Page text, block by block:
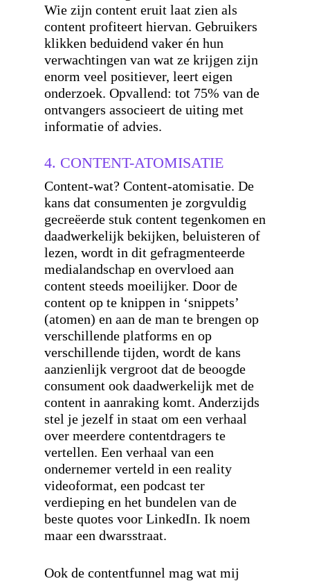
Wie zijn content eruit laat zien als
content profiteert hiervan. Gebruikers
klikken beduidend vaker én hun
verwachtingen van wat ze krijgen zijn
enorm veel positiever, leert eigen
onderzoek. Opvallend: tot 75% van de
ontvangers associeert de uiting met
informatie of advies.
4. CONTENT-ATOMISATIE
Content-wat? Content-atomisatie. De
kans dat consumenten je zorgvuldig
gecreëerde stuk content tegenkomen en
daadwerkelijk bekijken, beluisteren of
lezen, wordt in dit gefragmenteerde
medialandschap en overvloed aan
content steeds moeilijker. Door de
content op te knippen in ‘snippets’
(atomen) en aan de man te brengen op
verschillende platforms en op
verschillende tijden, wordt de kans
aanzienlijk vergroot dat de beoogde
consument ook daadwerkelijk met de
content in aanraking komt. Anderzijds
stel je jezelf in staat om een verhaal
over meerdere contentdragers te
vertellen. Een verhaal van een
ondernemer verteld in een reality
videoformat, een podcast ter
verdieping en het bundelen van de
beste quotes voor LinkedIn. Ik noem
maar een dwarsstraat.
Ook de contentfunnel mag wat mij